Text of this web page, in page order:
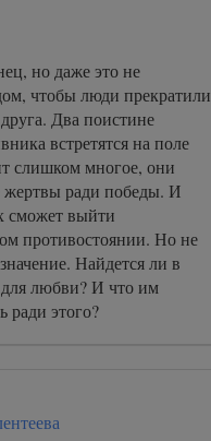
но даже это не
чтобы люди прекратили
Два поистине
встретятся на поле
слишком многое, они
ради победы. И
сможет выйти
противостоянии. Но не
Найдется ли в
для любви? И что им
ради этого?